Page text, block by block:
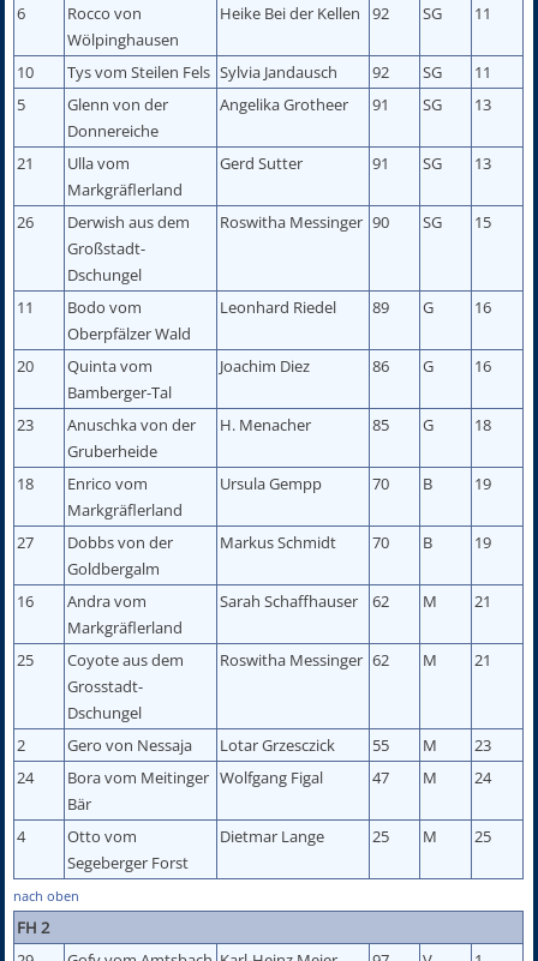
6
Rocco von
Wölpinghausen
Heike Bei der Kellen 92 SG 11
10 Tys vom Steilen Fels Sylvia Jandausch 92 SG
11
5
Glenn von der
Donnereiche
Angelika Grotheer 91 SG 13
21
Ulla vom
Markgräflerland
Gerd Sutter 91 SG 13
26
Derwish aus dem
Großstadt-
Dschungel
Roswitha Messinger 90 SG 15
11
Bodo vom
Oberpfälzer Wald
Leonhard Riedel 89 G 16
20
Quinta vom
Bamberger-Tal
Joachim Diez 86 G 16
23
Anuschka von der
Gruberheide
H. Menacher 85 G 18
18
Enrico vom
Markgräflerland
Ursula Gempp 70 B 19
27
Dobbs von der
Goldbergalm
Markus Schmidt 70 B 19
16
Andra vom
Markgräflerland
Sarah Schaffhauser 62 M 21
25
Coyote aus dem
Grosstadt-
Dschungel
Roswitha Messinger 62 M 21
2 Gero von Nessaja Lotar Grzesczick 55 M
23
24
Bora vom Meitinger
Bär
Wolfgang Figal 47 M 24
4
Otto vom
Segeberger Forst
Dietmar Lange 25 M 25
nach oben
FH 2